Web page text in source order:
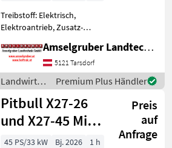
Treibstoff: Elektrisch,
Elektroantrieb, Zusatz-
Schnellwechselrahmen,
hydr. Geräteverriegelung 12
to Planetenachsen, Z-
Kinematik, 2.500 kg Hubkraf
Amselgruber Landtechnik GmbH
5121 Tarsdorf
Landwirtsch.
Motorfahrzeuge
/ Pitbull
Premium Plus Händler
Pitbull X27-26
und X27-45 Mit
Kabine
Preis
auf
Anfrage
45 PS/33 kW Bj. 2026
1 h